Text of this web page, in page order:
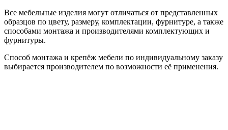
Все мебельные изделия могут отличаться от представленных
образцов по цвету, размеру, комплектации, фурнитуре, а также
способами монтажа и производителями комплектующих и
фурнитуры.
Способ монтажа и крепёж мебели по индивидуальному заказу
выбирается производителем по возможности её применения.